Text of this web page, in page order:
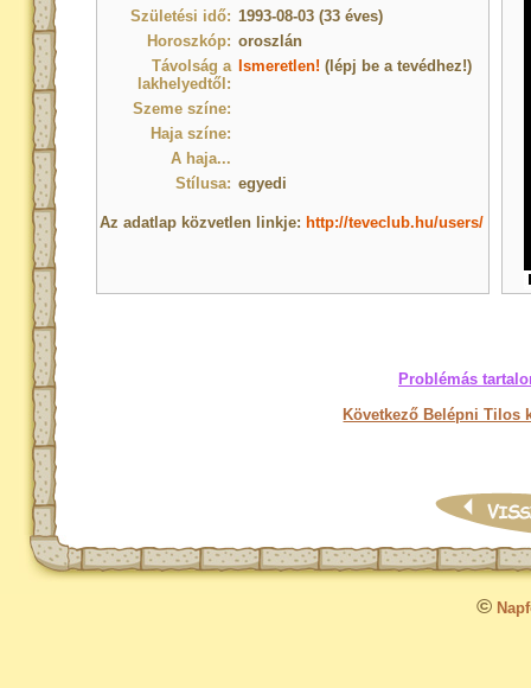
Születési idő: 1993-08-03 (33 éves)
Horoszkóp: oroszlán
Távolság a
lakhelyedtől:
Ismeretlen! (lépj be a tevédhez!)
Szeme színe:
Haja színe:
A haja...
Stílusa: egyedi
Az adatlap közvetlen linkje: http://teveclub.hu/users/
Problémás
Következő Belépni Tilos
©